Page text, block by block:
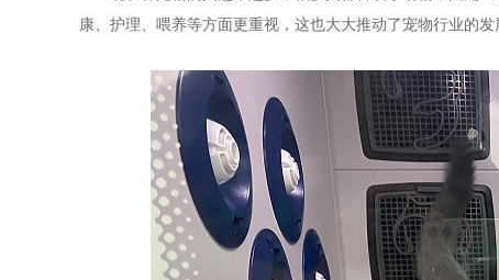
康、护理、喂养等方面更重视，这也大大推动了宠物行业的